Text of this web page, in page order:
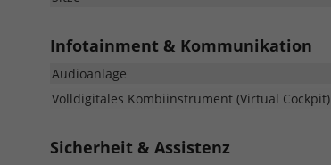
Infotainment & Kommunikation
Audioanlage
Volldigitales Kombiinstrument (Virtual Cockpit)
Sicherheit & Assistenz